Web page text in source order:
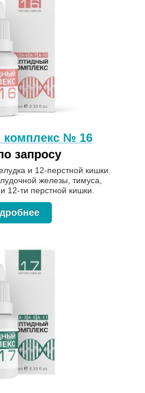
комплекс № 16
запросу
и 12-перстной кишки.
железы, тимуса,
12-ти перстной кишки.